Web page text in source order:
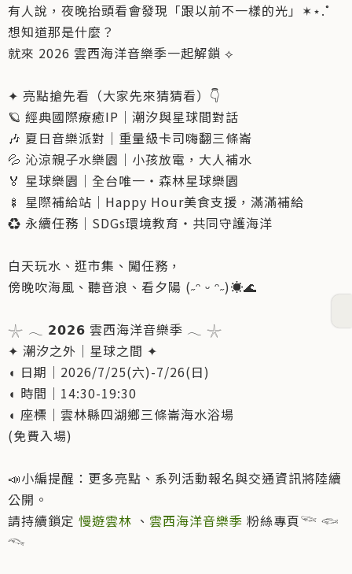
有人說，夜晚抬頭看會發現「跟以前不一樣的光」✶⋆.˚
想知道那是什麼？
就來 2026 雲西海洋音樂季一起解鎖 ⟡
✦ 亮點搶先看（大家先來猜猜看）👇
🪐 經典國際療癒IP｜潮汐與星球間對話
🎶 夏日音樂派對｜重量級卡司嗨翻三條崙
💦 沁涼親子水樂園｜小孩放電，大人補水
🏅 星球樂園｜全台唯一‧森林星球樂園
🍢 星際補給站｜Happy Hour美食支援，滿滿補給
♻️ 永續任務｜SDGs環境教育‧共同守護海洋
白天玩水、逛市集、闖任務，
傍晚吹海風、聽音浪、看夕陽 (˶ᵔ ᵕ ᵔ˶)☀️🌊
𓇼 𓂃 𝟮𝟬𝟮𝟲 雲西海洋音樂季 𓂃 𓇼
✦ 潮汐之外｜星球之間 ✦
◖ 日期｜2026/7/25(六)-7/26(日)
◖ 時間｜14:30-19:30
◖ 座標｜雲林縣四湖鄉三條崙海水浴場
(免費入場)
📣小編提醒：更多亮點、系列活動報名與交通資訊將陸續
公開。
請持續鎖定 慢遊雲林 、 雲西海洋音樂季 粉絲專頁𓆝 𓆟
𓆞